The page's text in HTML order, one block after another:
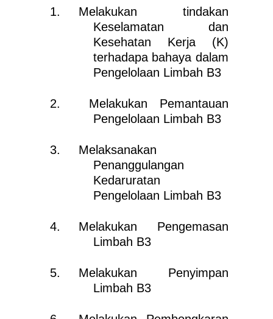
Melakukan tindakan
Keselamatan dan
Kesehatan Kerja (K)
terhadapa bahaya dalam
Pengelolaan Limbah B3
Melakukan Pemantauan
Pengelolaan Limbah B3
Melaksanakan
Penanggulangan
Kedaruratan
Pengelolaan Limbah B3
Melakukan Pengemasan
Limbah B3
Melakukan Penyimpan
Limbah B3